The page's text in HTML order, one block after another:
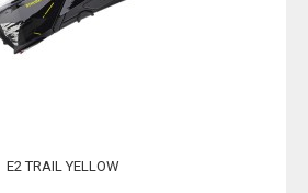
E2 TRAIL YELLOW